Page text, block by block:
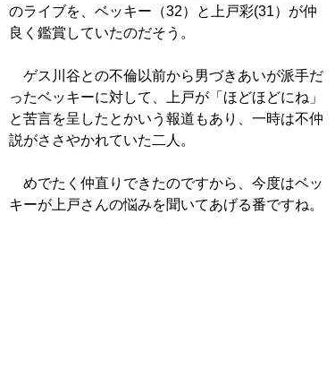
のライブを、ベッキー（32）と上戸彩(31）が仲
良く鑑賞していたのだそう。
ゲス川谷との不倫以前から男づきあいが派手だ
ったベッキーに対して、上戸が「ほどほどにね」
と苦言を呈したとかいう報道もあり、一時は不仲
説がささやかれていた二人。
めでたく仲直りできたのですから、今度はベッ
キーが上戸さんの悩みを聞いてあげる番ですね。